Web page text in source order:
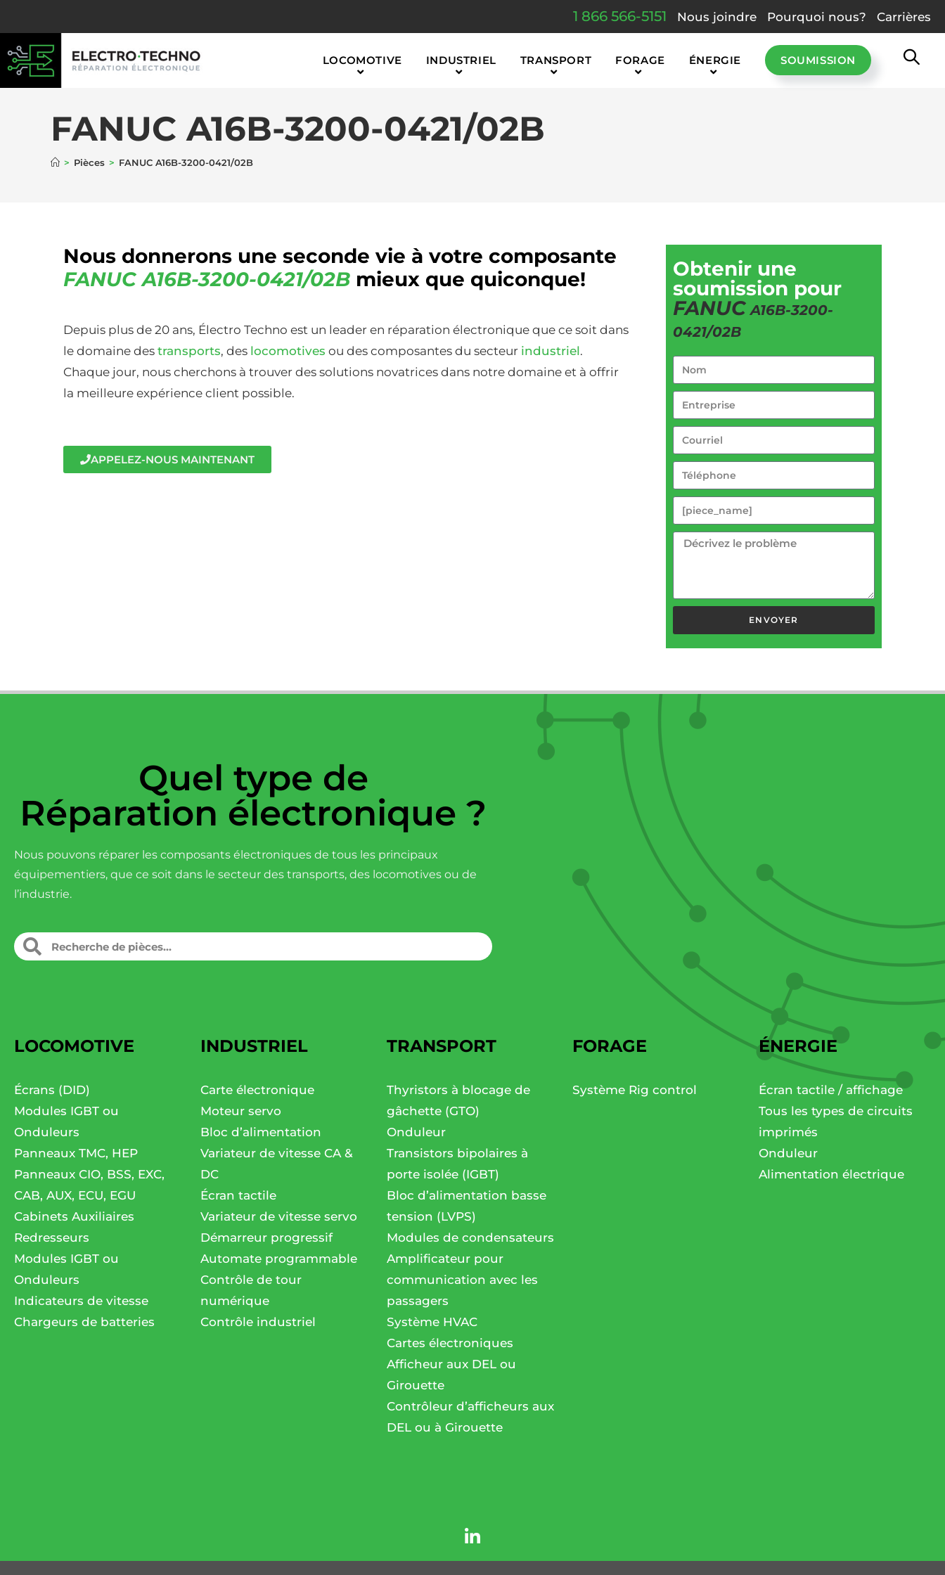
1 866 566-5151 Nous joindre Pourquoi nous? Carrières
LOCOMOTIVE INDUSTRIEL TRANSPORT FORAGE ÉNERGIE SOUMISSION
FANUC A16B-3200-0421/02B
> Pièces > FANUC A16B-3200-0421/02B
Nous donnerons une seconde vie à votre composante
FANUCA16B-3200-0421/02B mieux que quiconque!
Depuis plus de 20 ans, Électro Techno est un leader en réparation électronique que ce soit dans
le domaine des transports, des locomotives ou des composantes du secteur industriel.
Chaque jour, nous cherchons à trouver des solutions novatrices dans notre domaine et à offrir
la meilleure expérience client possible.
APPELEZ-NOUS MAINTENANT
Obtenir une
soumission pour
FANUCA16B-3200-
0421/02B
ENVOYER
Quel type de
Réparation électronique ?
Nous pouvons réparer les composants électroniques de tous les principaux
équipementiers, que ce soit dans le secteur des transports, des locomotives ou de
l’industrie.
LOCOMOTIVE
Écrans (DID)
Modules IGBT ou
Onduleurs
Panneaux TMC, HEP
Panneaux CIO, BSS, EXC,
CAB, AUX, ECU, EGU
Cabinets Auxiliaires
Redresseurs
Modules IGBT ou
Onduleurs
Indicateurs de vitesse
Chargeurs de batteries
INDUSTRIEL
Carte électronique
Moteur servo
Bloc d’alimentation
Variateur de vitesse CA &
DC
Écran tactile
Variateur de vitesse servo
Démarreur progressif
Automate programmable
Contrôle de tour
numérique
Contrôle industriel
TRANSPORT
Thyristors à blocage de
gâchette (GTO)
Onduleur
Transistors bipolaires à
porte isolée (IGBT)
Bloc d’alimentation basse
tension (LVPS)
Modules de condensateurs
Amplificateur pour
communication avec les
passagers
Système HVAC
Cartes électroniques
Afficheur aux DEL ou
Girouette
Contrôleur d’afficheurs aux
DEL ou à Girouette
FORAGE
Système Rig control
ÉNERGIE
Écran tactile / affichage
Tous les types de circuits
imprimés
Onduleur
Alimentation électrique